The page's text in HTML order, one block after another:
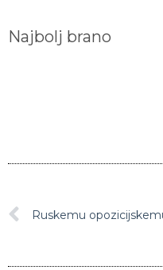
Najbolj brano